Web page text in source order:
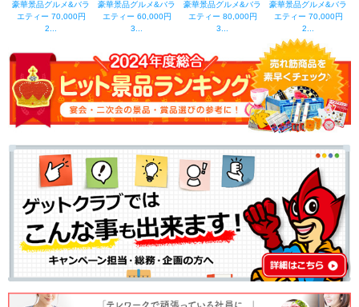
豪華景品グルメ&バラ
エティー 70,000円
2...
豪華景品グルメ&バラ
エティー 60,000円
3...
豪華景品グルメ&バラ
エティー 80,000円
3...
豪華景品グルメ&バラ
エティー 70,000円
2...